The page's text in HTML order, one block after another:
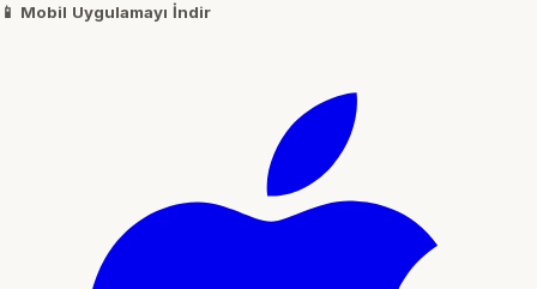
📱 Mobil Uygulamayı İndir